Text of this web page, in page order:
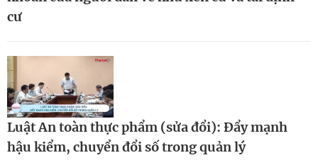
cư
Luật An toàn thực phẩm (sửa đổi): Đẩy mạnh
hậu kiểm, chuyển đổi số trong quản lý